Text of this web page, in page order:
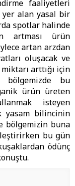
faaliyetleri
yer alan yasal bir
spotlar halinde
artması ürün
artan arzdan
oluşacak ve
arttığı için
bölgemizde bu
ürün üreten
isteyen
yasam bilincinin
bölgemizin buna
bu gün
ödünç